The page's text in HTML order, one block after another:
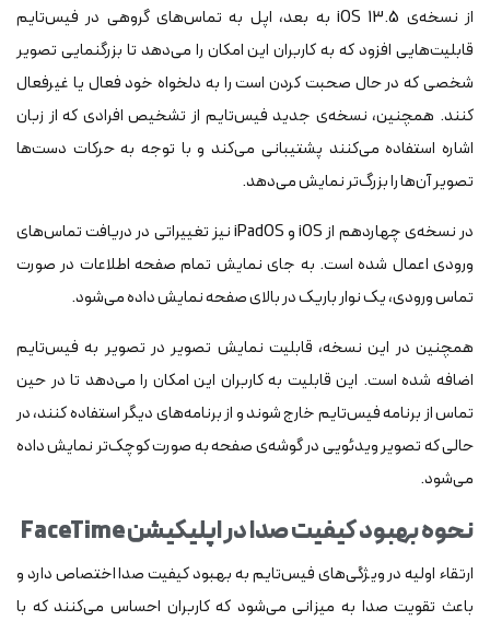
از نسخه‌ی iOS 13.5 به بعد، اپل به تماس‌های گروهی در فیس‌تایم
قابلیت‌هایی افزود که به کاربران این امکان را می‌دهد تا بزرگنمایی تصویر
شخصی که در حال صحبت کردن است را به دلخواه خود فعال یا غیرفعال
کنند. همچنین، نسخه‌ی جدید فیس‌تایم از تشخیص افرادی که از زبان
اشاره استفاده می‌کنند پشتیبانی می‌کند و با توجه به حرکات دست‌ها
تصویر آن‌ها را بزرگ‌تر نمایش می‌دهد.
در نسخه‌ی چهاردهم از iOS و iPadOS نیز تغییراتی در دریافت تماس‌های
ورودی اعمال شده است. به جای نمایش تمام صفحه اطلاعات در صورت
تماس ورودی، یک نوار باریک در بالای صفحه نمایش داده می‌شود.
همچنین در این نسخه، قابلیت نمایش تصویر در تصویر به فیس‌تایم
اضافه شده است. این قابلیت به کاربران این امکان را می‌دهد تا در حین
تماس از برنامه فیس‌تایم خارج شوند و از برنامه‌های دیگر استفاده کنند، در
حالی که تصویر ویدئویی در گوشه‌ی صفحه به صورت کوچک‌تر نمایش داده
می‌شود.
نحوه بهبود کیفیت صدا در اپلیکیشن FaceTime
ارتقاء اولیه در ویژگی‌های فیس‌تایم به بهبود کیفیت صدا اختصاص دارد و
باعث تقویت صدا به میزانی می‌شود که کاربران احساس می‌کنند که با